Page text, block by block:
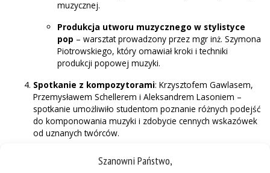
Szanowni Państwo,
muzycznej.
Produkcja utworu muzycznego w stylistyce
pop – warsztat prowadzony przez mgr inż. Szymona
Piotrowskiego, który omawiał kroki i techniki
produkcji popowej muzyki.
Spotkanie z kompozytorami: Krzysztofem Gawlasem,
Przemysławem Schellerem i Aleksandrem Lasoniem –
spotkanie umożliwiło studentom poznanie różnych podejść
do komponowania muzyki i zdobycie cennych wskazówek
od uznanych twórców.